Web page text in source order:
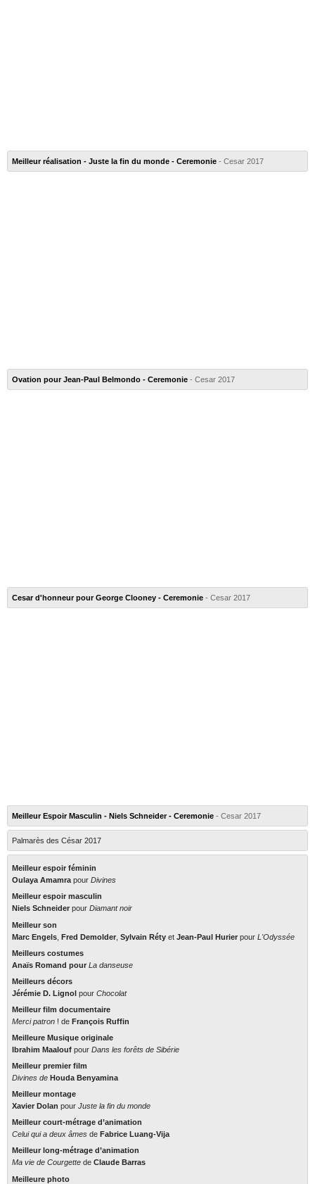
Meilleur réalisation - Juste la fin du monde - Ceremonie - Cesar 2017
Ovation pour Jean-Paul Belmondo - Ceremonie - Cesar 2017
Cesar d'honneur pour George Clooney - Ceremonie - Cesar 2017
Meilleur Espoir Masculin - Niels Schneider - Ceremonie - Cesar 2017
Palmarès des César 2017
Meilleur espoir féminin
Oulaya Amamra pourDivines
Meilleur espoir masculin
Niels Schneider pourDiamant noir
Meilleur son
Marc Engels ,Fred Demolder ,Sylvain Réty et Jean-Paul HurierpourL'Odyssée
Meilleurs costumes
Anaïs Romandpour La danseuse
Meilleurs décors
Jérémie D. Lignolpour Chocolat
Meilleur film documentaire
Merci patron ! deFrançois Ruffin
Meilleure Musique originale
Ibrahim Maaloufpour Dans les forêts de Sibérie
Meilleur premier film
DivinesdeHouda Benyamina
Meilleur montage
Xavier Dolan pourJuste la fin du monde
Meilleur court-métrage d’animation
Celui qui a deux âmesde Fabrice Luang-Vija
Meilleur long-métrage d’animation
Ma vie de Courgettede Claude Barras
Meilleure photo